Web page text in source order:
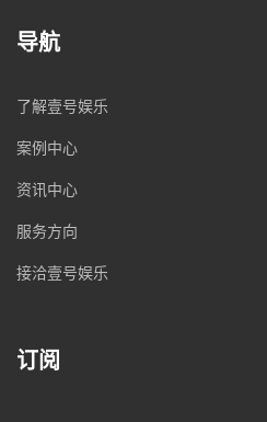
导航
了解壹号娱乐
案例中心
资讯中心
服务方向
接洽壹号娱乐
订阅